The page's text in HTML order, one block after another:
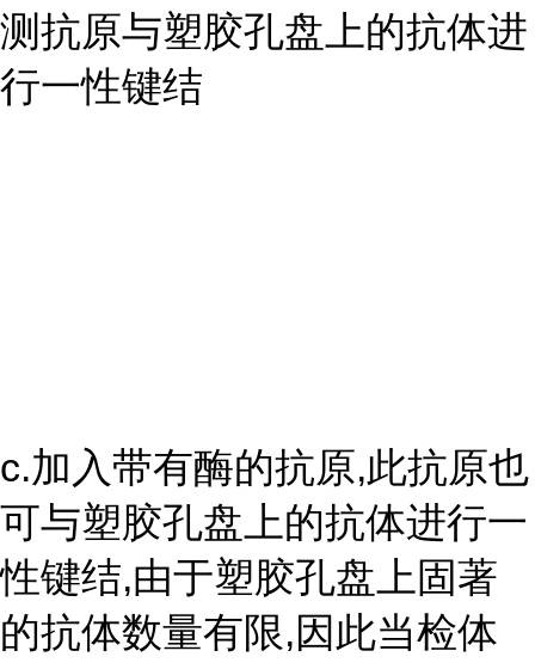
测抗原与塑胶孔盘上的抗体进
行一性键结
c.加入带有酶的抗原,此抗原也
可与塑胶孔盘上的抗体进行一
性键结,由于塑胶孔盘上固著
的抗体数量有限,因此当检体